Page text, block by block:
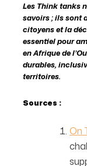
Les Think tanks
savoirs ; ils sont
citoyens et la
essentiel pour
en Afrique de
durables,
territoires.
Sources :
On